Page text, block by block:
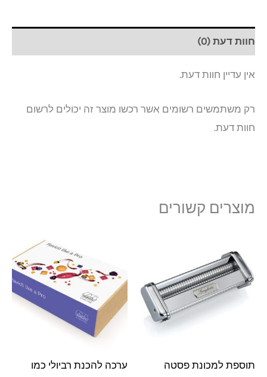
חוות דעת (0)
אין עדיין חוות דעת.
רק משתמשים רשומים אשר רכשו מוצר זה יכולים לרשום
חוות דעת.
מוצרים קשורים
תוספת למכונת פסטה
ערכה להכנת רביולי כמו